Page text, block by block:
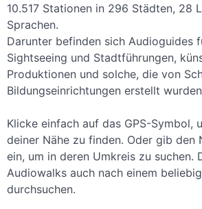
10.517 Stationen in 296 Städten, 28
Sprachen.
Darunter befinden sich Audioguides
Sightseeing und Stadtführungen,
Produktionen und solche, die von
Bildungseinrichtungen erstellt
Klicke einfach auf das GPS-Symbol,
deiner Nähe zu finden. Oder gib den
ein, um in deren Umkreis zu suchen.
Audiowalks auch nach einem
durchsuchen.